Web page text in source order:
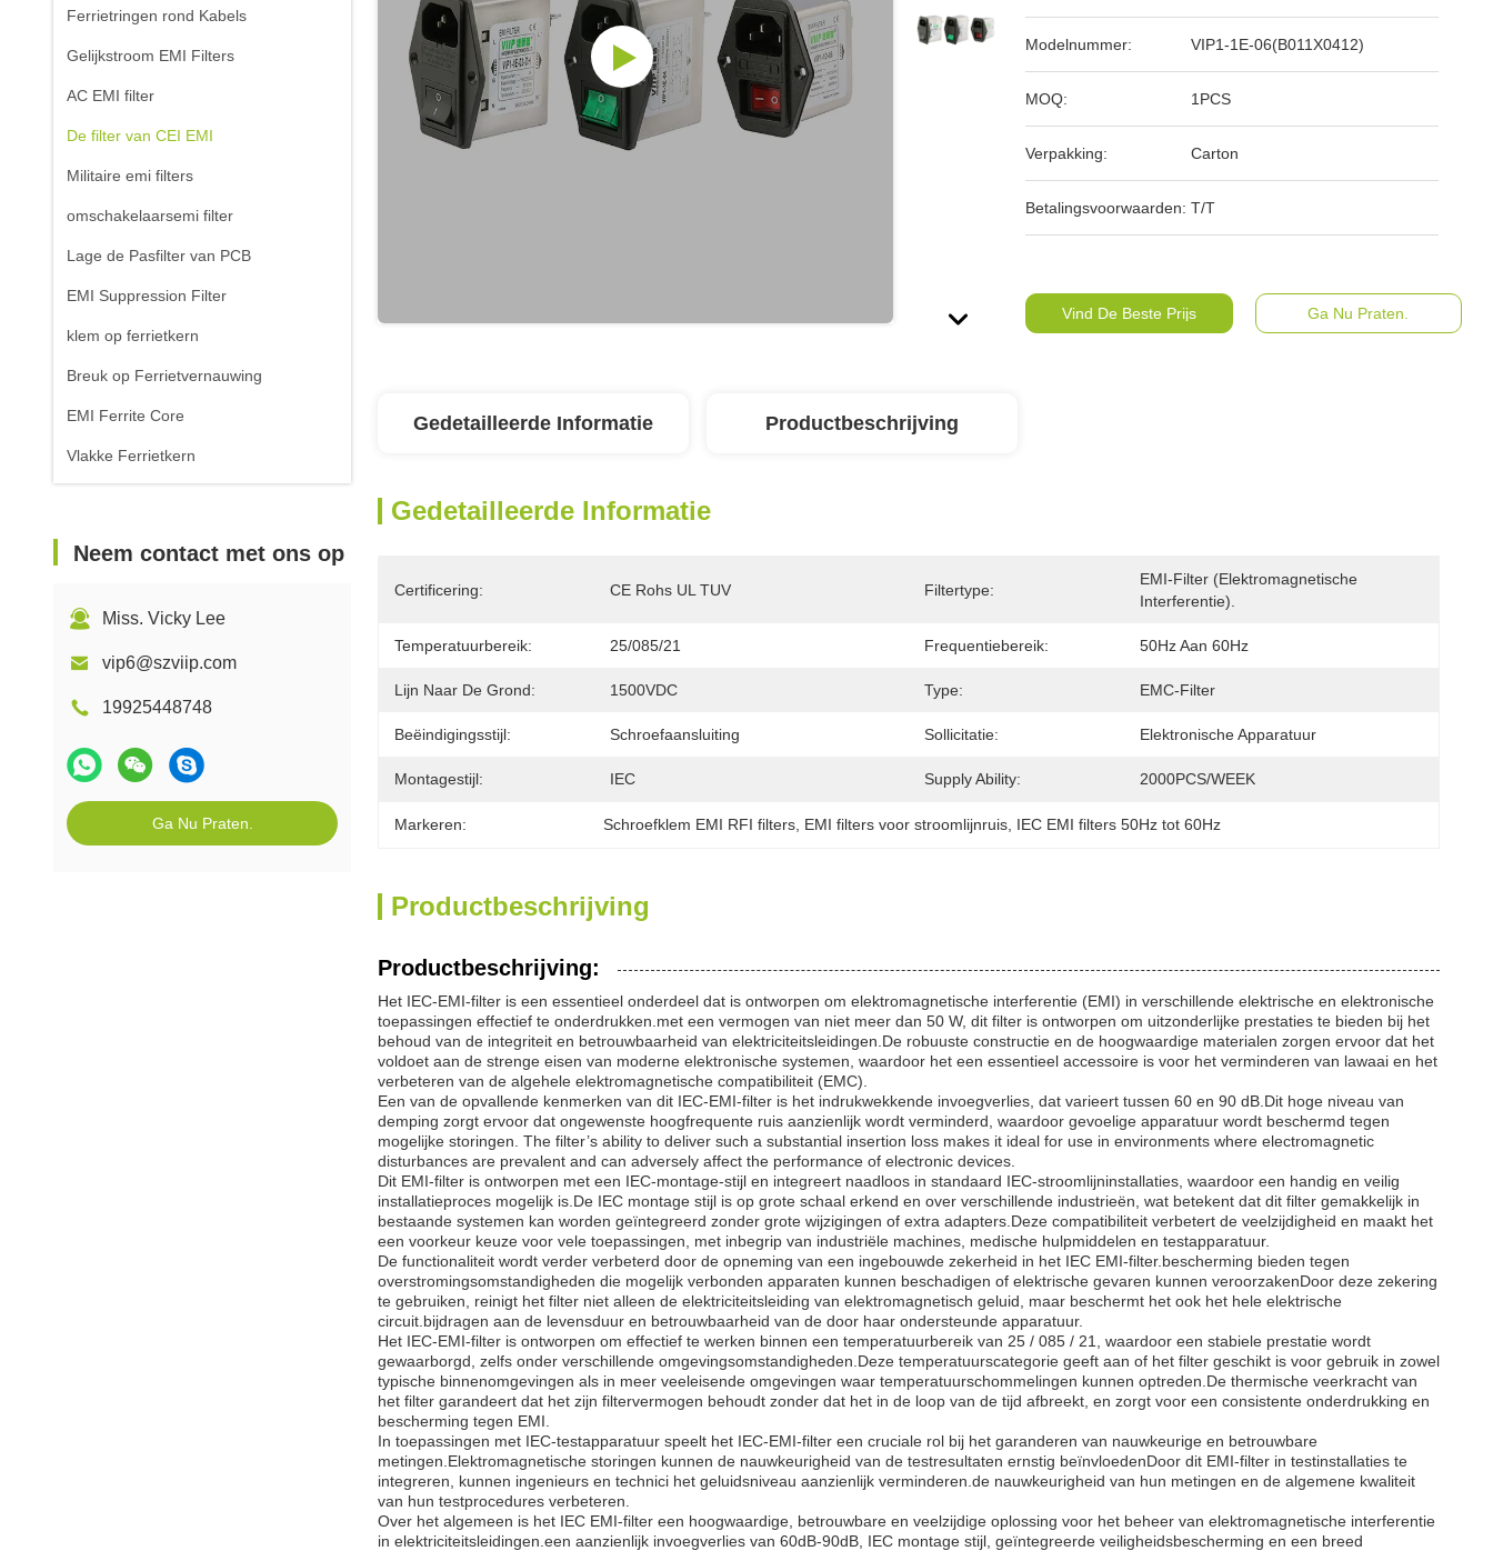
Ferrietringen rond Kabels
Gelijkstroom EMI Filters
AC EMI filter
De filter van CEI EMI
Militaire emi filters
omschakelaarsemi filter
Lage de Pasfilter van PCB
EMI Suppression Filter
klem op ferrietkern
Breuk op Ferrietvernauwing
EMI Ferrite Core
Vlakke Ferrietkern
Neem contact met ons op
Miss. Vicky Lee
vip6@szviip.com
19925448748
Ga Nu Praten.
Modelnummer: VIP1-1E-06(B011X0412)
MOQ: 1PCS
Verpakking: Carton
Betalingsvoorwaarden: T/T
Vind De Beste Prijs Ga Nu Praten.
Gedetailleerde Informatie Productbeschrijving
Gedetailleerde Informatie
Certificering: CE Rohs UL TUV Filtertype:
EMI-Filter (elektromagnetische
Interferentie).
Temperatuurbereik: 25/085/21 Frequentiebereik: 50Hz Aan 60Hz
Lijn Naar De Grond: 1500VDC Type: EMC-Filter
Beëindigingsstijl: Schroefaansluiting Sollicitatie: Elektronische Apparatuur
Montagestijl: IEC Supply Ability: 2000PCS/WEEK
Markeren: Schroefklem EMI RFI filters EMI filters voor stroomlijnruis IEC EMI filters 50Hz tot 60Hz
Productbeschrijving
Productbeschrijving:
Het IEC-EMI-filter is een essentieel onderdeel dat is ontworpen om elektromagnetische interferentie (EMI) in verschillende elektrische en elektronische
toepassingen effectief te onderdrukken.met een vermogen van niet meer dan 50 W, dit filter is ontworpen om uitzonderlijke prestaties te bieden bij het
behoud van de integriteit en betrouwbaarheid van elektriciteitsleidingen.De robuuste constructie en de hoogwaardige materialen zorgen ervoor dat het
voldoet aan de strenge eisen van moderne elektronische systemen, waardoor het een essentieel accessoire is voor het verminderen van lawaai en het
verbeteren van de algehele elektromagnetische compatibiliteit (EMC).
Een van de opvallende kenmerken van dit IEC-EMI-filter is het indrukwekkende invoegverlies, dat varieert tussen 60 en 90 dB.Dit hoge niveau van
demping zorgt ervoor dat ongewenste hoogfrequente ruis aanzienlijk wordt verminderd, waardoor gevoelige apparatuur wordt beschermd tegen
mogelijke storingen. The filter’s ability to deliver such a substantial insertion loss makes it ideal for use in environments where electromagnetic
disturbances are prevalent and can adversely affect the performance of electronic devices.
Dit EMI-filter is ontworpen met een IEC-montage-stijl en integreert naadloos in standaard IEC-stroomlijninstallaties, waardoor een handig en veilig
installatieproces mogelijk is.De IEC montage stijl is op grote schaal erkend en over verschillende industrieën, wat betekent dat dit filter gemakkelijk in
bestaande systemen kan worden geïntegreerd zonder grote wijzigingen of extra adapters.Deze compatibiliteit verbetert de veelzijdigheid en maakt het
een voorkeur keuze voor vele toepassingen, met inbegrip van industriële machines, medische hulpmiddelen en testapparatuur.
De functionaliteit wordt verder verbeterd door de opneming van een ingebouwde zekerheid in het IEC EMI-filter.bescherming bieden tegen
overstromingsomstandigheden die mogelijk verbonden apparaten kunnen beschadigen of elektrische gevaren kunnen veroorzakenDoor deze zekering
te gebruiken, reinigt het filter niet alleen de elektriciteitsleiding van elektromagnetisch geluid, maar beschermt het ook het hele elektrische
circuit.bijdragen aan de levensduur en betrouwbaarheid van de door haar ondersteunde apparatuur.
Het IEC-EMI-filter is ontworpen om effectief te werken binnen een temperatuurbereik van 25 / 085 / 21, waardoor een stabiele prestatie wordt
gewaarborgd, zelfs onder verschillende omgevingsomstandigheden.Deze temperatuurscategorie geeft aan of het filter geschikt is voor gebruik in zowel
typische binnenomgevingen als in meer veeleisende omgevingen waar temperatuurschommelingen kunnen optreden.De thermische veerkracht van
het filter garandeert dat het zijn filtervermogen behoudt zonder dat het in de loop van de tijd afbreekt, en zorgt voor een consistente onderdrukking en
bescherming tegen EMI.
In toepassingen met IEC-testapparatuur speelt het IEC-EMI-filter een cruciale rol bij het garanderen van nauwkeurige en betrouwbare
metingen.Elektromagnetische storingen kunnen de nauwkeurigheid van de testresultaten ernstig beïnvloedenDoor dit EMI-filter in testinstallaties te
integreren, kunnen ingenieurs en technici het geluidsniveau aanzienlijk verminderen.de nauwkeurigheid van hun metingen en de algemene kwaliteit
van hun testprocedures verbeteren.
Over het algemeen is het IEC EMI-filter een hoogwaardige, betrouwbare en veelzijdige oplossing voor het beheer van elektromagnetische interferentie
in elektriciteitsleidingen.een aanzienlijk invoegverlies van 60dB-90dB, IEC montage stijl, geïntegreerde veiligheidsbescherming en een breed